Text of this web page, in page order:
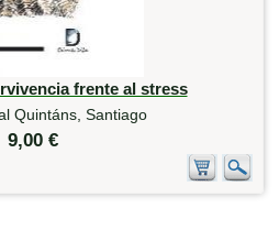
frente al stress
Quintáns, Santiago
9,00 €